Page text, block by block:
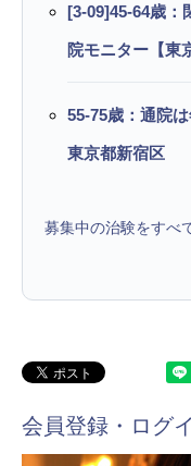
[3-09]45-64歳：
院モニター【東
55-75歳：通院
東京都新宿区
募集中の治験をすべ
会員登録・ログ